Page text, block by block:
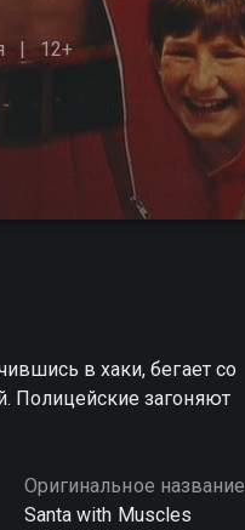
12+
в хаки, бегает со
Полицейские загоняют
Оригинальное название
Santa with Muscles